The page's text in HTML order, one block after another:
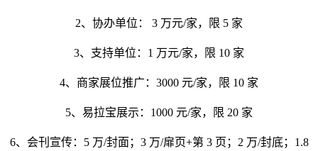
2、协办单位： 3 万元/家，限 5 家
3、支持单位：1 万元/家，限 10 家
4、商家展位推广：3000 元/家，限 10 家
5、易拉宝展示：1000 元/家，限 20 家
6、会刊宣传：5 万/封面；3 万/扉页+第 3 页；2 万/封底；1.8